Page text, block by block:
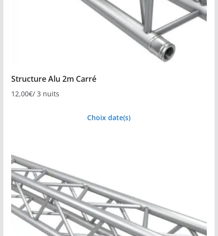
Structure Alu 2m Carré
12,00€/ 3 nuits
Choix date(s)